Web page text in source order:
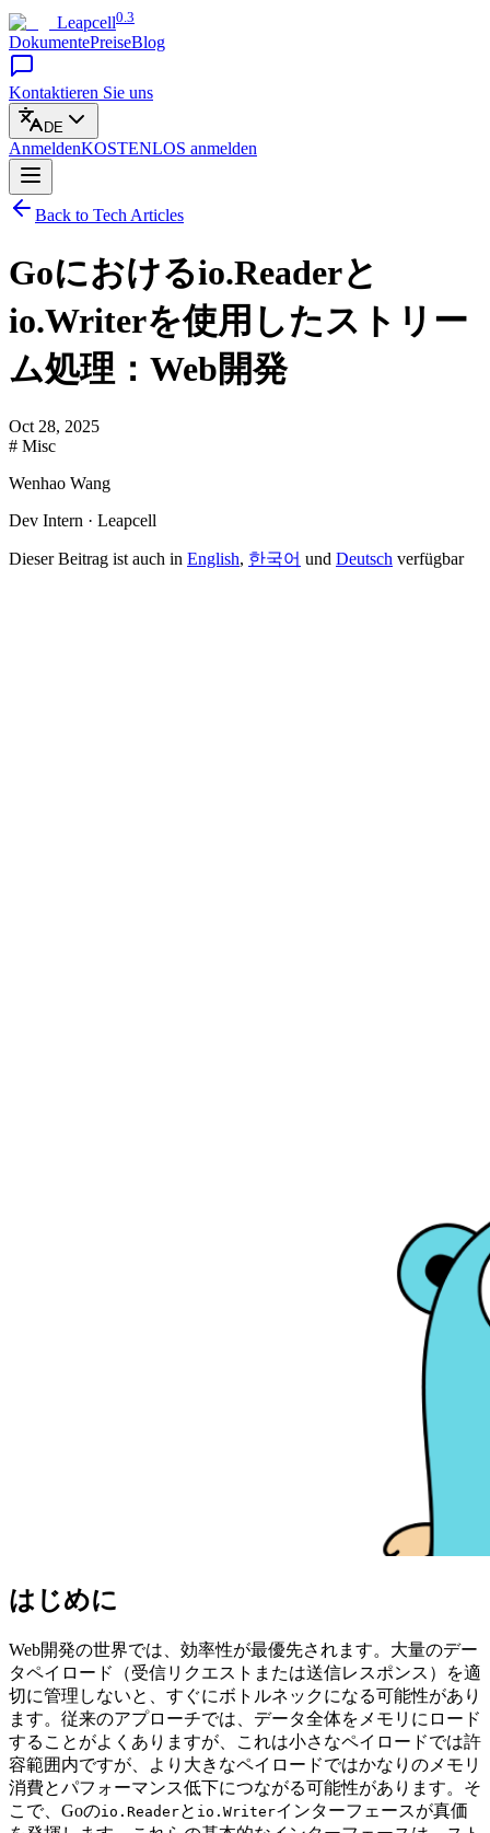
Leapcell0.3
DokumentePreiseBlog
Kontaktieren Sie uns
DE
AnmeldenKOSTENLOS anmelden
Back to Tech Articles
Goにおけるio.Readerと
io.Writerを使用したストリー
ム処理：Web開発
Oct 28, 2025
# Misc
Wenhao Wang
Dev Intern · Leapcell
Dieser Beitrag ist auch in English, 한국어 und Deutsch verfügbar
はじめに
Web開発の世界では、効率性が最優先されます。大量のデー
タペイロード（受信リクエストまたは送信レスポンス）を適
切に管理しないと、すぐにボトルネックになる可能性があり
ます。従来のアプローチでは、データ全体をメモリにロード
することがよくありますが、これは小さなペイロードでは許
容範囲内ですが、より大きなペイロードではかなりのメモリ
消費とパフォーマンス低下につながる可能性があります。そ
こで、Goのio.Readerと io.Writerインターフェースが真価